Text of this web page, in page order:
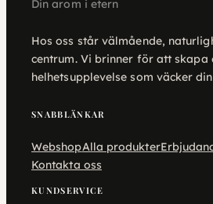
Din arom i etern
Hos oss står välmående,
centrum. Vi brinner för att skapa
helhetsupplevelse som väcker
SNABBLÄNKAR
WebshopAlla produkter
Kontakta oss
KUNDSERVICE